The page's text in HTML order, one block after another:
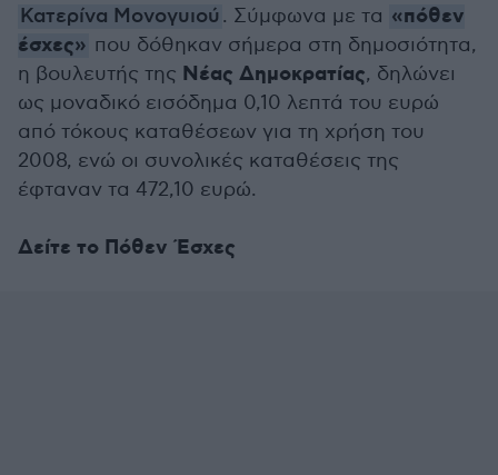
Κατερίνα Μονογυιού . Σύμφωνα με τα «πόθεν
έσχες» που δόθηκαν σήμερα στη δημοσιότητα,
η βουλευτής της Νέας Δημοκρατίας, δηλώνει
ως μοναδικό εισόδημα 0,10 λεπτά του ευρώ
από τόκους καταθέσεων για τη χρήση του
2008, ενώ οι συνολικές καταθέσεις της
έφταναν τα 472,10 ευρώ.
Δείτε το Πόθεν Έσχες